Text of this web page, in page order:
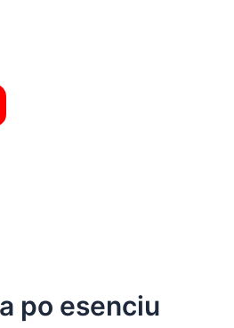
po esenciu